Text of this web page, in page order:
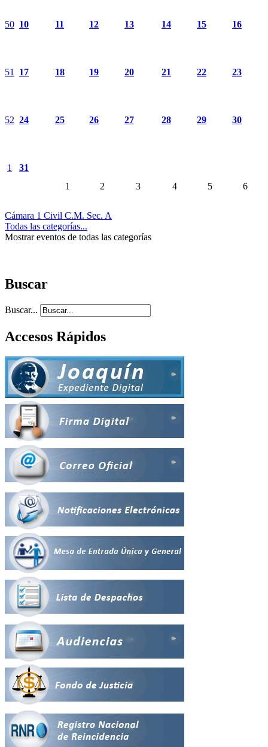
50 10 11 12 13 14 15 16
51 17 18 19 20 21 22 23
52 24 25 26 27 28 29 30
1
31
1
2 3 4 5 6
Cámara 1 Civil C.M. Sec. A
Todas las categorías...
Mostrar eventos de todas las categorías
Buscar
Buscar...
Accesos Rápidos